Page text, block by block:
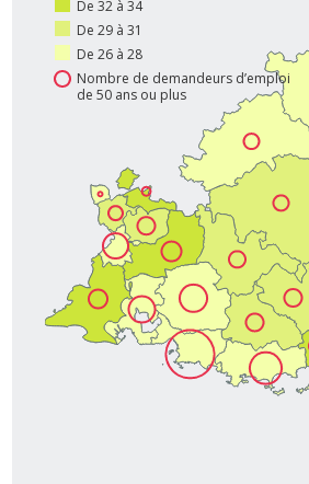
De 32 à 34
De 29 à 31
De 26 à 28
Nombre de demandeurs d’emploi
de 50 ans ou plus